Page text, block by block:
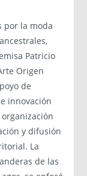
por la moda
Patricio
Origen
de
innovación
y difusión
La
de las